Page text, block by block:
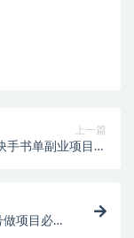
上一篇
手书单副业项目月
项目必备